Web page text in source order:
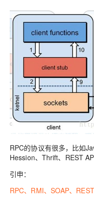
RPC的协议有很多，比如
Hession、Thrift、REST API
引申：
RPC、RMI、SOAP、